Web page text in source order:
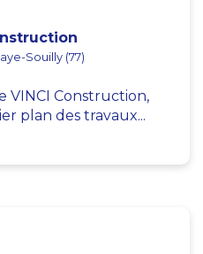
Souilly (77)
VINCI Construction,
plan des travaux...